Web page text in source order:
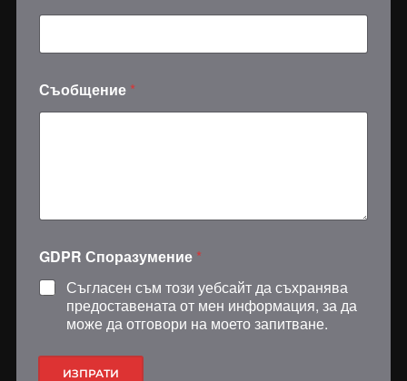
е
m
i
l
С
у
е
и
Съобщение *
GDPR Споразумение *
Съгласен съм този уебсайт да съхранява
предоставената от мен информация, за да
може да отговори на моето запитване.
ИЗПРАТИ